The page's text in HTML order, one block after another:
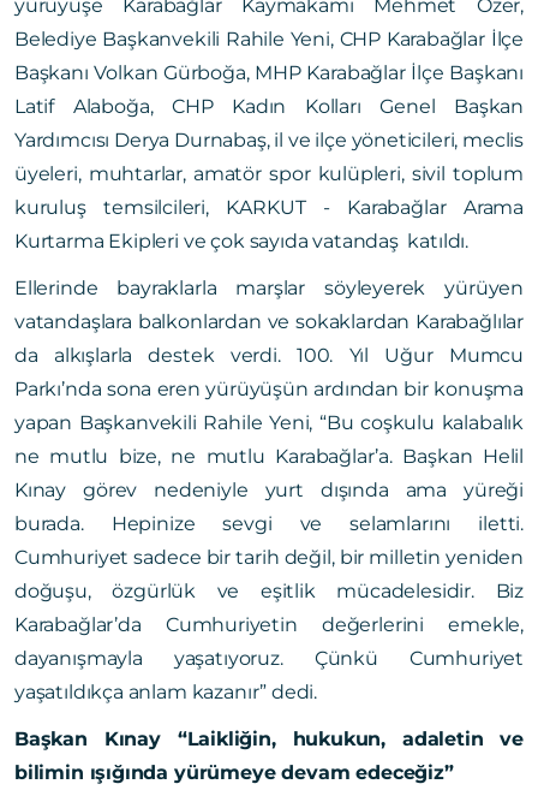
yürüyüşe Karabağlar Kaymakamı Mehmet Özer,
Belediye Başkanvekili Rahile Yeni, CHP Karabağlar İlçe
Başkanı Volkan Gürboğa, MHP Karabağlar İlçe Başkanı
Latif Alaboğa, CHP Kadın Kolları Genel Başkan
Yardımcısı Derya Durnabaş, il ve ilçe yöneticileri, meclis
üyeleri, muhtarlar, amatör spor kulüpleri, sivil toplum
kuruluş temsilcileri, KARKUT - Karabağlar Arama
Kurtarma Ekipleri ve çok sayıda vatandaş katıldı.
Ellerinde bayraklarla marşlar söyleyerek yürüyen
vatandaşlara balkonlardan ve sokaklardan Karabağlılar
da alkışlarla destek verdi. 100. Yıl Uğur Mumcu
Parkı’nda sona eren yürüyüşün ardından bir konuşma
yapan Başkanvekili Rahile Yeni, “Bu coşkulu kalabalık
ne mutlu bize, ne mutlu Karabağlar’a. Başkan Helil
Kınay görev nedeniyle yurt dışında ama yüreği
burada. Hepinize sevgi ve selamlarını iletti.
Cumhuriyet sadece bir tarih değil, bir milletin yeniden
doğuşu, özgürlük ve eşitlik mücadelesidir. Biz
Karabağlar’da Cumhuriyetin değerlerini emekle,
dayanışmayla yaşatıyoruz. Çünkü Cumhuriyet
yaşatıldıkça anlam kazanır” dedi.
Başkan Kınay “Laikliğin, hukukun, adaletin ve
bilimin ışığında yürümeye devam edeceğiz”